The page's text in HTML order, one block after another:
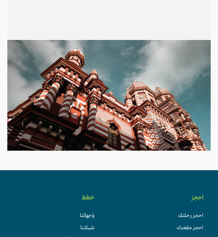
احجز
احجز رحلتك
احجز مقعدك
خطط
وُجهاتنا
شبكتنا